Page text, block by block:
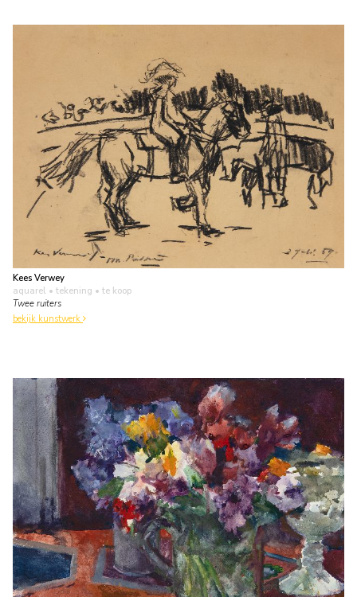
Kees Verwey
aquarel • tekening • te koop
Twee ruiters
bekijk kunstwerk